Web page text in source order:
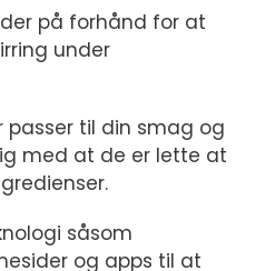
på forhånd for at
under
til din smag og
med at de er lette at
såsom
og apps til at